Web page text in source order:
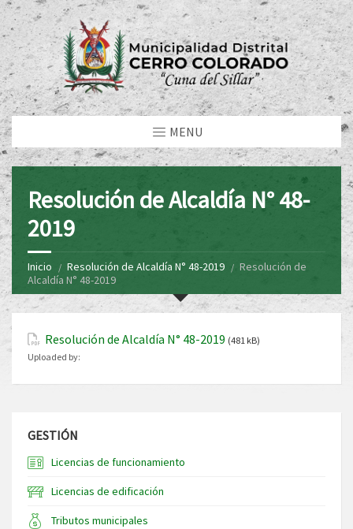
MENU
Resolución de Alcaldía N° 48-
2019
Inicio Resolución de Alcaldía N° 48-2019
Resolución de
Alcaldía N° 48-2019
Resolución de Alcaldía N° 48-2019 (481 kB)
Uploaded by:
GESTIÓN
Licencias de funcionamiento
Licencias de edificación
Tributos municipales